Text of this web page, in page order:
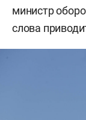
министр
слова